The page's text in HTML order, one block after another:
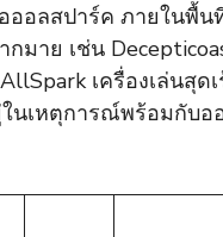
ออลสปาร์ค ภายในพื้น
กมาย เช่น
เครื่องเล่นสุด
นเหตุการณ์พร้อมกับอ